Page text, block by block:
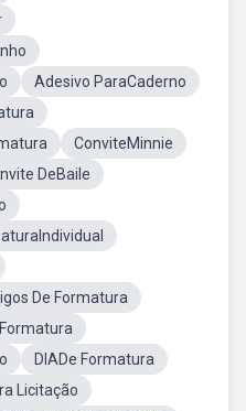
Adesivo ParaCaderno
ConviteMinnie
DeBaile
De Formatura
DIADe Formatura
Licitação